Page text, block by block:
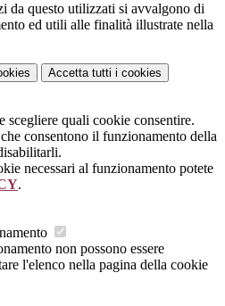
da questo utilizzati si avvalgono di
ed utili alle finalità illustrate nella
Accetta tutti i cookies
scegliere quali cookie consentire.
consentono il funzionamento della
necessari al funzionamento potete
.
non possono essere
l'elenco nella pagina della cookie